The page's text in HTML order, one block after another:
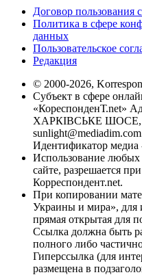
Договор пользования
Политика в сфере
данных
Пользовательское
Редакция
© 2000-2026,
Субъект в сфере
«КореспонденТ.net»
ХАРКІВСЬКЕ ШОСЕ,
Идентификатор медиа
Использование
сайте, разрешается
Корреспондент.net.
При копировании
Украины и мира», для
прямая открытая для
Ссылка должна быть
полного либо
Гиперссылка (для
размещена в